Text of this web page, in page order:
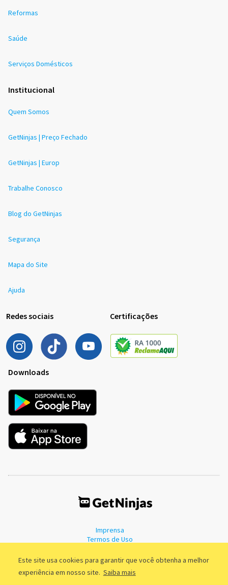
Este site usa cookies para garantir que você obtenha a melhor
experiência em nosso site. Saiba mais
Reformas
Saúde
Serviços Domésticos
Institucional
Quem Somos
GetNinjas | Preço Fechado
GetNinjas | Europ
Trabalhe Conosco
Blog do GetNinjas
Segurança
Mapa do Site
Ajuda
Redes sociais Certificações
Downloads
Imprensa
Termos de Uso